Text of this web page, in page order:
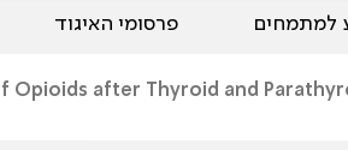
למתמחים פרסומי האיגוד
Opioids after Thyroid and